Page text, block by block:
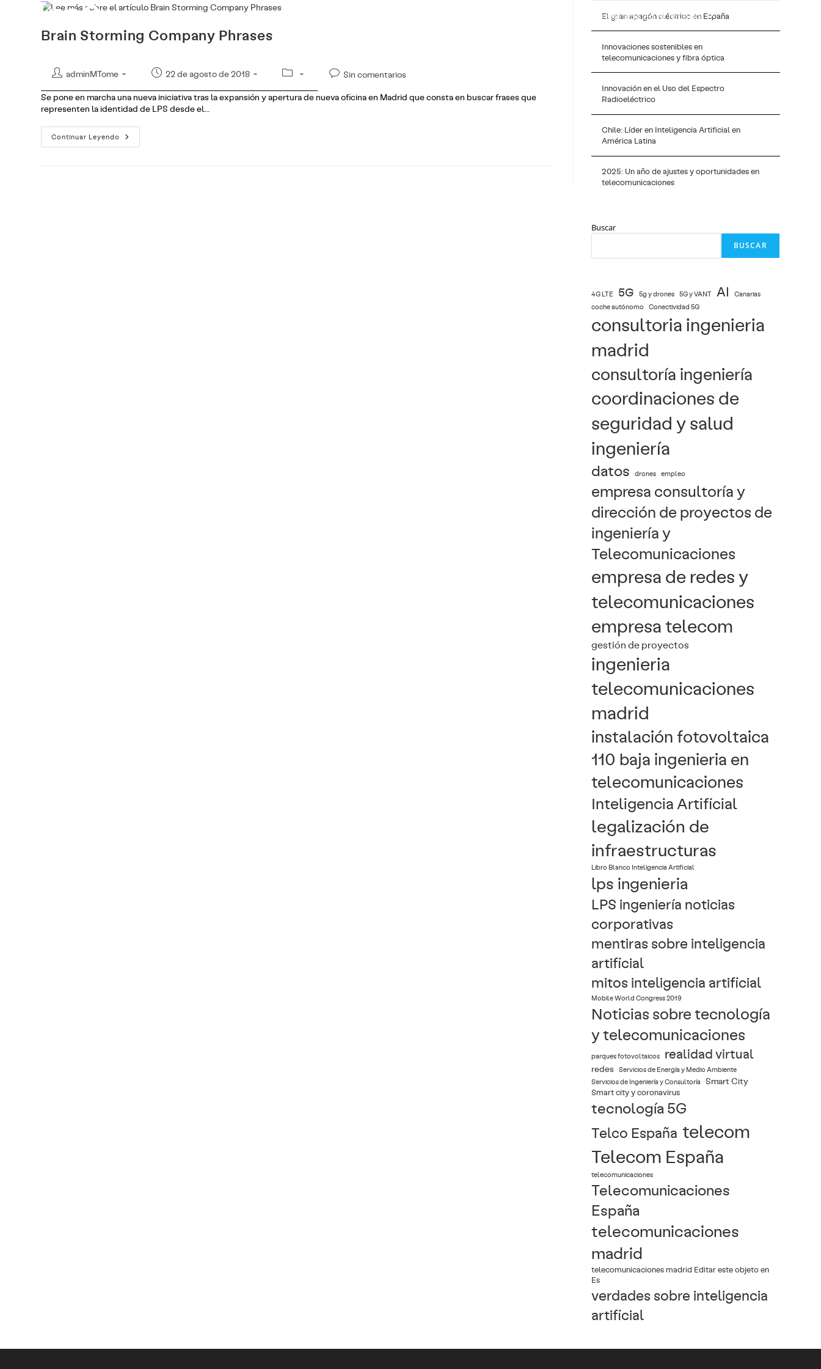
Líneas de negocio Presencia en el mundo
Brain Storming Company Phrases
Autor
la
entrada:
adminMTome
Publicación
la
entrada:
22 de agosto de 2018
Categoría
la
Comentarios
la
Sin comentarios
Se pone en marcha una nueva iniciativa tras la expansión y apertura de nueva oficina en Madrid que consta en buscar frases que
representen la identidad de LPS desde el…
Continuar Leyendo Brain
Storming
El gran apagón eléctrico en España
Innovaciones sostenibles en
telecomunicaciones y fibra óptica
Innovación en el Uso del Espectro
Radioeléctrico
Chile: Líder en Inteligencia Artificial en
América Latina
2025: Un año de ajustes y oportunidades en
telecomunicaciones
Buscar
BUSCAR
4G LTE 5G 5g y drones 5G y VANT AI
Canarias
coche autónomo
Conectividad 5G
consultoria ingenieria
madrid
consultoría ingeniería
coordinaciones de
seguridad y salud
ingeniería
datos drones empleo
empresa consultoría y
dirección de proyectos de
ingeniería y
Telecomunicaciones
empresa de redes y
telecomunicaciones
empresa telecom
gestión de proyectos
ingenieria
telecomunicaciones
madrid
instalación fotovoltaica
110 baja ingenieria en
telecomunicaciones
Inteligencia Artificial
legalización de
infraestructuras
Libro Blanco Inteligencia Artificial
lps ingenieria
LPS ingeniería noticias
corporativas
mentiras sobre inteligencia
artificial
mitos inteligencia artificial
Mobile World Congress 2019
Noticias sobre tecnología
y telecomunicaciones
parques fotovoltaicos realidad virtual
redes
Servicios de Energía y Medio Ambiente
Servicios de Ingeniería y Consultoría
Smart City
Smart city y coronavirus
tecnología 5G
Telco España telecom
Telecom España
telecomunicaciones
Telecomunicaciones
España
telecomunicaciones
madrid
telecomunicaciones madrid Editar este objeto en
Es
verdades sobre inteligencia
artificial